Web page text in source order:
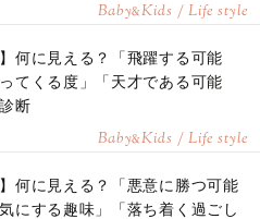
Baby&Kids / Life style
】何に見える？「飛躍する可能
てくる度」「天才である可能
断
Baby&Kids / Life style
】何に見える？「悪意に勝つ可能
にする趣味」「落ち着く過ごし